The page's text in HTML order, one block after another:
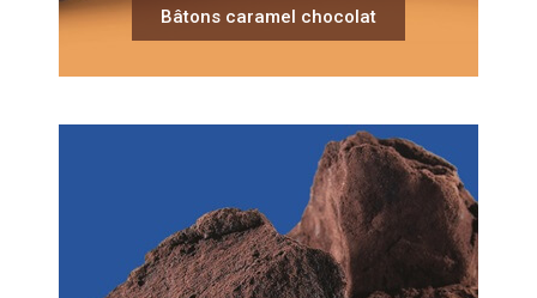
Bâtons caramel chocolat